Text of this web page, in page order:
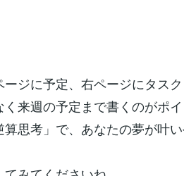
ジに予定、右ページにタスク
来週の予定まで書くのがポイ
思考」で、あなたの夢が叶